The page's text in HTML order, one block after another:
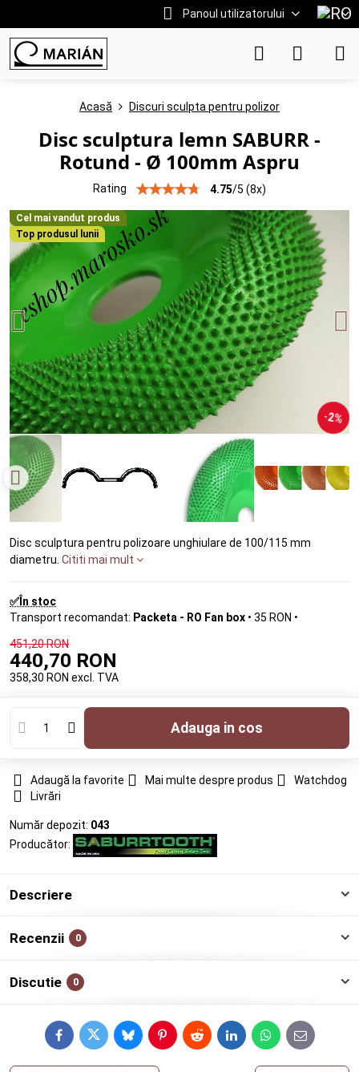
Panoul utilizatorului
Cel mai vandut produs
Top produsul lunii
2%
Acasă Discuri sculpta pentru polizor
Disc sculptura lemn SABURR -
Rotund - Ø 100mm Aspru
Rating 4.75/5 (8x)
Disc sculptura pentru polizoare unghiulare de 100/115 mm
diametru. Cititi mai mult
✅În stoc
Packeta - RO Fan box • 35 RON •
451,20 RON
440,70 RON
358,30 RON excl. TVA
Adauga in cos
Adaugă la favorite Mai multe despre produs
Watchdog
Livrări
Număr depozit: 043
Producător:
Descriere
Recenzii 0
Discutie 0
FacebookTwitterBlueskyPinterestRedditLinkedInWhatsApp
E-
mail